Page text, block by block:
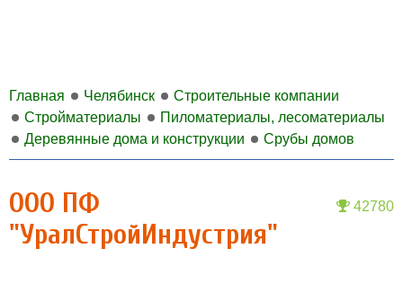
Главная Челябинск
Строительные компании
Стройматериалы
Пиломатериалы, лесоматериалы
Деревянные дома и конструкции
Срубы домов
42780
ООО ПФ
"УралСтройИндустрия"